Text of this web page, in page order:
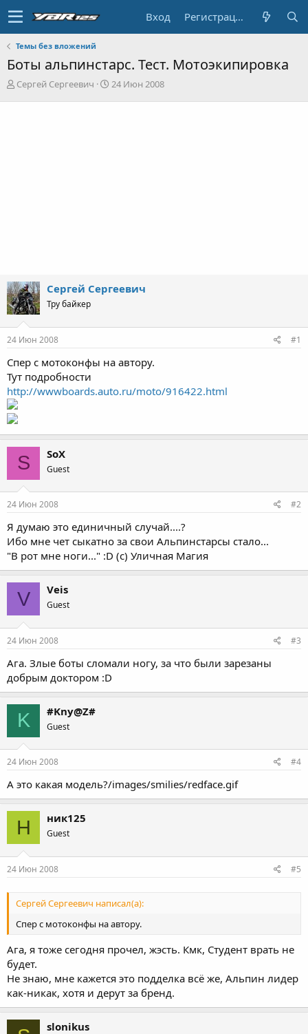
Вход Регистрация
Темы без вложений
Боты альпинстарс. Тест. Мотоэкипировка
А
Сергей Сергеевич
Д
24 Июн 2008
Сергей Сергеевич
Тру байкер
24 Июн 2008 #1
Спер с мотоконфы на автору.
Тут подробности
http://wwwboards.auto.ru/moto/916422.html
S SoX
Guest
24 Июн 2008 #2
Я думаю это единичный случай....?
Ибо мне чет сыкатно за свои Альпинстарсы стало...
"В рот мне ноги..." :D (с) Уличная Магия
V Veis
Guest
24 Июн 2008 #3
Ага. Злые боты сломали ногу, за что были зарезаны
добрым доктором :D
K #Kny@Z#
Guest
24 Июн 2008 #4
А это какая модель?/images/smilies/redface.gif
Н ник125
Guest
24 Июн 2008 #5
Сергей Сергеевич написал(а):
Спер с мотоконфы на автору.
Ага, я тоже сегодня прочел, жэсть. Кмк, Студент врать не
будет.
Не знаю, мне кажется это подделка всё же, Альпин лидер
как-никак, хотя и дерут за бренд.
slonikus